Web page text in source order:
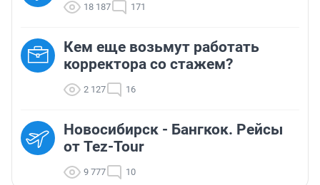
18 187 171
Кем еще возьмут работать
корректора со стажем?
2 127 16
Новосибирск - Бангкок. Рейсы
от Tez-Tour
9 777 10